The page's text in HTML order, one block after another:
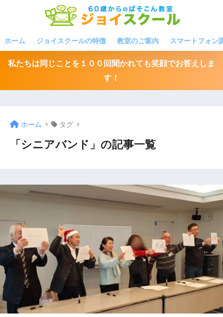
ホーム ジョイスクールの特徴 教室のご案内 スマートフォン
私たちは同じことを１００回聞かれても笑顔でお答えしま
す！
ホーム タグ
「シニアバンド」の記事一覧